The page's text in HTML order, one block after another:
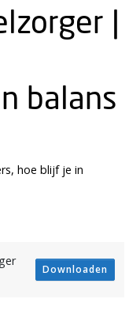
|
balans
hoe blijf je in
Downloaden